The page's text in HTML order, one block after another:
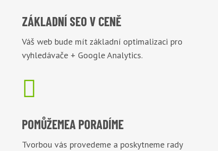
ZÁKLADNÍ SEO V CENĚ
Váš web bude mít základní optimalizaci pro
vyhledávače + Google Analytics.

POMŮŽEMEA PORADÍME
Tvorbou vás provedeme a poskytneme rady